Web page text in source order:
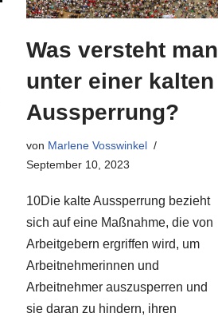
Was versteht man
unter einer kalten
Aussperrung?
von Marlene Vosswinkel
September 10, 2023
10Die kalte Aussperrung bezieht
sich auf eine Maßnahme, die von
Arbeitgebern ergriffen wird, um
Arbeitnehmerinnen und
Arbeitnehmer auszusperren und
sie daran zu hindern, ihren